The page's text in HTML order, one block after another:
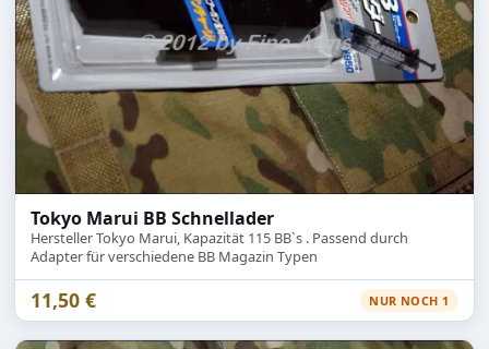
Tokyo Marui BB Schnellader
Hersteller Tokyo Marui, Kapazität 115 BB`s . Passend durch
Adapter für verschiedene BB Magazin Typen
11,50 € NUR NOCH 1